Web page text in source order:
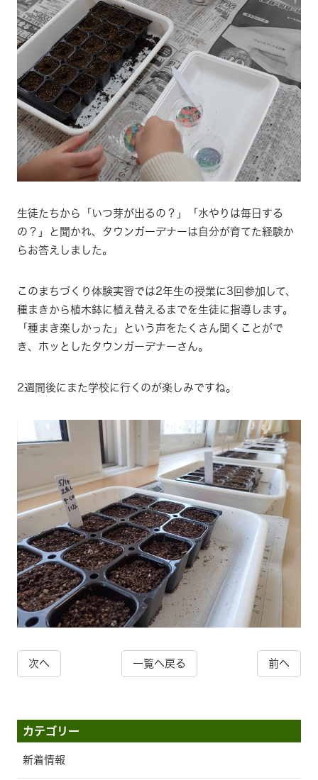
生徒たちから「いつ芽が出るの？」「水やりは毎日する
の？」と聞かれ、タウンガーデナーは自分が育てた経験か
らお答えしました。
このまちづくり体験実習では2年生の授業に3回参加して、
種まきから植木鉢に植え替えるまでを生徒に指導します。
「種まき楽しかった」という声をたくさん聞くことがで
き、ホッとしたタウンガーデナーさん。
2週間後にまた学校に行くのが楽しみですね。
次へ 一覧へ戻る 前へ
カテゴリー
新着情報